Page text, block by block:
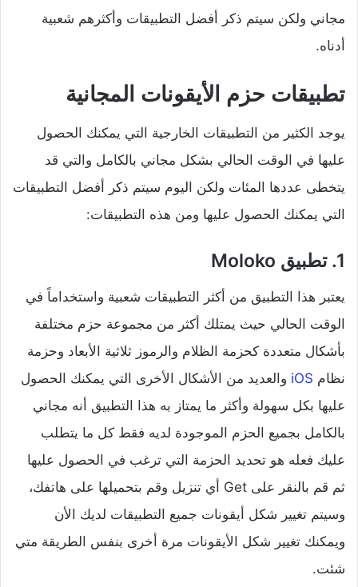
مجاني ولكن سيتم ذكر أفضل التطبيقات وأكثرهم شعبية
أدناه.
تطبيقات حزم الأيقونات المجانية
يوجد الكثير من التطبيقات الخارجية التي يمكنك الحصول
عليها في الوقت الحالي بشكل مجاني بالكامل والتي قد
يتخطى عددها المئات ولكن اليوم سيتم ذكر أفضل التطبيقات
التي يمكنك الحصول عليها ومن هذه التطبيقات:
1. تطبيق Moloko
يعتبر هذا التطبيق من أكثر التطبيقات شعبية واستخداماً في
الوقت الحالي حيث يمتلك أكثر من مجموعة حزم مختلفة
بأشكال متعددة كحزمة الظلام والرموز ثلاثية الأبعاد وحزمة
نظام iOS والعديد من الأشكال الأخرى التي يمكنك الحصول
عليها بكل سهولة وأكثر ما يمتاز به هذا التطبيق أنه مجاني
بالكامل بجميع الحزم الموجودة لديه فقط كل ما يتطلب
عليك فعله هو تحديد الحزمة التي ترغب في الحصول عليها
ثم قم بالنقر على Get أي تنزيل وقم بتحميلها على هاتفك،
وسيتم تغيير شكل أيقونات جميع التطبيقات لديك الأن
ويمكنك تغيير شكل الأيقونات مرة أخرى بنفس الطريقة متي
شئت.